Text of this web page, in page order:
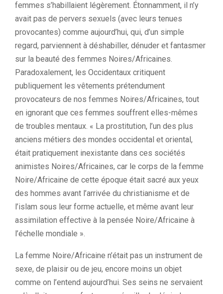
femmes s’habillaient légèrement. Étonnamment, il n’y
avait pas de pervers sexuels (avec leurs tenues
provocantes) comme aujourd’hui, qui, d’un simple
regard, parviennent à déshabiller, dénuder et fantasmer
sur la beauté des femmes Noires/Africaines.
Paradoxalement, les Occidentaux critiquent
publiquement les vêtements prétendument
provocateurs de nos femmes Noires/Africaines, tout
en ignorant que ces femmes souffrent elles-mêmes
de troubles mentaux. « La prostitution, l’un des plus
anciens métiers des mondes occidental et oriental,
était pratiquement inexistante dans ces sociétés
animistes Noires/Africaines, car le corps de la femme
Noire/Africaine de cette époque était sacré aux yeux
des hommes avant l’arrivée du christianisme et de
l’islam sous leur forme actuelle, et même avant leur
assimilation effective à la pensée Noire/Africaine à
l’échelle mondiale ».
La femme Noire/Africaine n’était pas un instrument de
sexe, de plaisir ou de jeu, encore moins un objet
comme on l’entend aujourd’hui. Ses seins ne servaient